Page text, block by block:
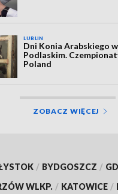
LUBLIN
Dni Konia Arabskiego
Podlaskim.
Poland
ZOBACZ WIĘCEJ
/ BYDGOSZCZ /
WLKP. / KATOWICE /